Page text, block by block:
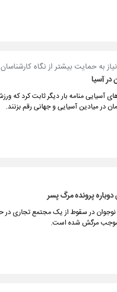
به حمایت بیشتر از نگاه کارشناسان
در آسیا
آسیایی منامه بار دیگر ثابت کرد که
در میادین آسیایی و جهانی رقم بزنند.
پرونده مرگ پسر
در سقوط از یک مجتمع تجاری در
موجب مرگش شده است.